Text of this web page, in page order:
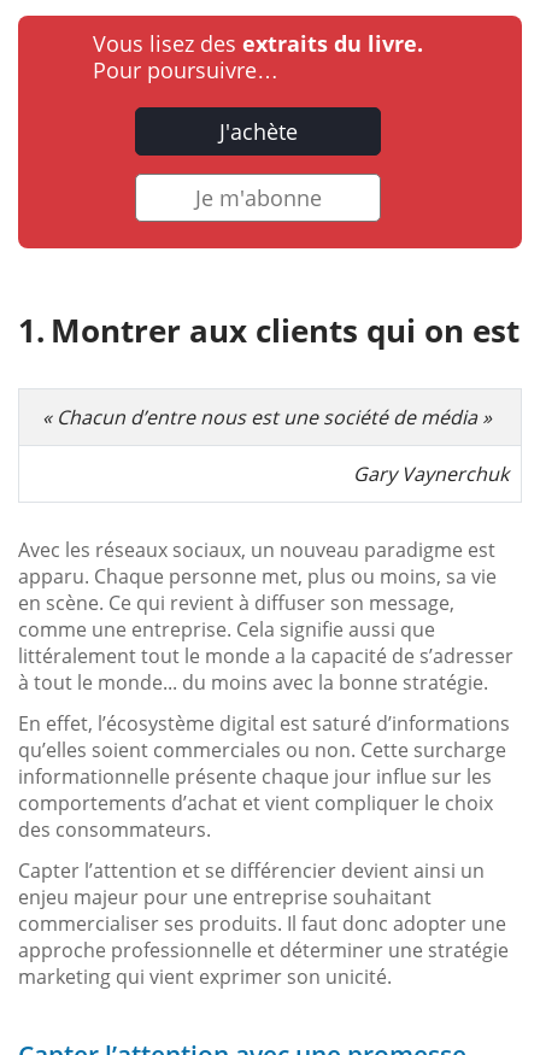
Vous lisez des extraits du livre.
Pour poursuivre…
J'achète
Je m'abonne
Montrer aux clients qui on est
« Chacun d’entre nous est une société de média »
Gary Vaynerchuk
Avec les réseaux sociaux, un nouveau paradigme est
apparu. Chaque personne met, plus ou moins, sa vie
en scène. Ce qui revient à diffuser son message,
comme une entreprise. Cela signifie aussi que
littéralement tout le monde a la capacité de s’adresser
à tout le monde... du moins avec la bonne stratégie.
En effet, l’écosystème digital est saturé d’informations
qu’elles soient commerciales ou non. Cette surcharge
informationnelle présente chaque jour influe sur les
comportements d’achat et vient compliquer le choix
des consommateurs.
Capter l’attention et se différencier devient ainsi un
enjeu majeur pour une entreprise souhaitant
commercialiser ses produits. Il faut donc adopter une
approche professionnelle et déterminer une stratégie
marketing qui vient exprimer son unicité.